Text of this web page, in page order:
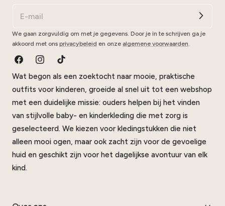
Wat begon als een zoektocht naar mooie, praktische
outfits voor kinderen, groeide al snel uit tot een webshop
met een duidelijke missie: ouders helpen bij het vinden
van stijlvolle baby- en kinderkleding die met zorg is
geselecteerd. We kiezen voor kledingstukken die niet
alleen mooi ogen, maar ook zacht zijn voor de gevoelige
huid en geschikt zijn voor het dagelijkse avontuur van elk
kind.
We gaan zorgvuldig om met je gegevens. Door je in te schrijven ga je
akkoord met ons privacybeleid en onze algemene voorwaarden.
FacebookInstagramTikTok